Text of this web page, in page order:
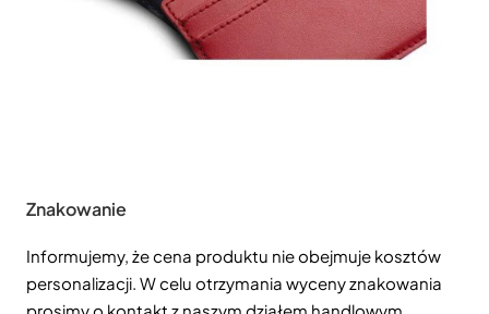
Znakowanie
Informujemy, że cena produktu nie obejmuje kosztów
personalizacji. W celu otrzymania wyceny znakowania